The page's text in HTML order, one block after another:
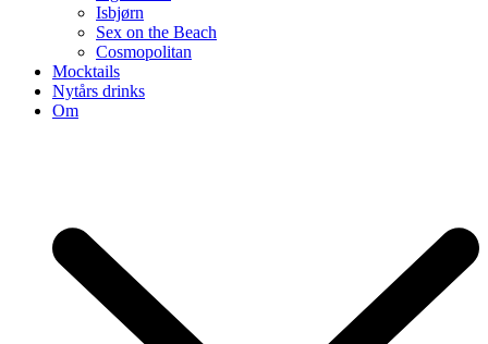
Isbjørn
Sex on the Beach
Cosmopolitan
Mocktails
Nytårs drinks
Om